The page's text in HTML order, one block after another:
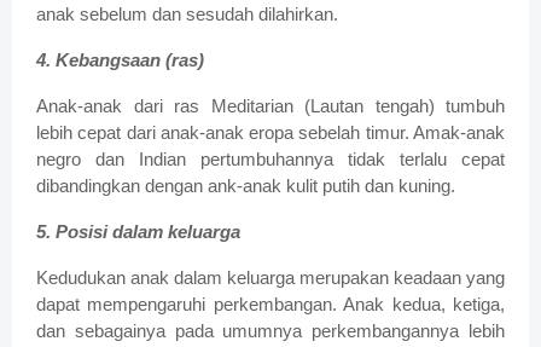
anak sebelum dan sesudah dilahirkan.
4. Kebangsaan (ras)
Anak-anak dari ras Meditarian (Lautan tengah) tumbuh
lebih cepat dari anak-anak eropa sebelah timur. Amak-anak
negro dan Indian pertumbuhannya tidak terlalu cepat
dibandingkan dengan ank-anak kulit putih dan kuning.
5. Posisi dalam keluarga
Kedudukan anak dalam keluarga merupakan keadaan yang
dapat mempengaruhi perkembangan. Anak kedua, ketiga,
dan sebagainya pada umumnya perkembangannya lebih